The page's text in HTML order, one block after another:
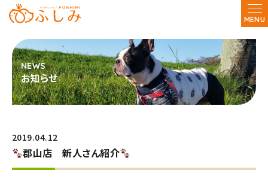
MENU
お知らせ
2019.04.12
郡山店 新人さん紹介